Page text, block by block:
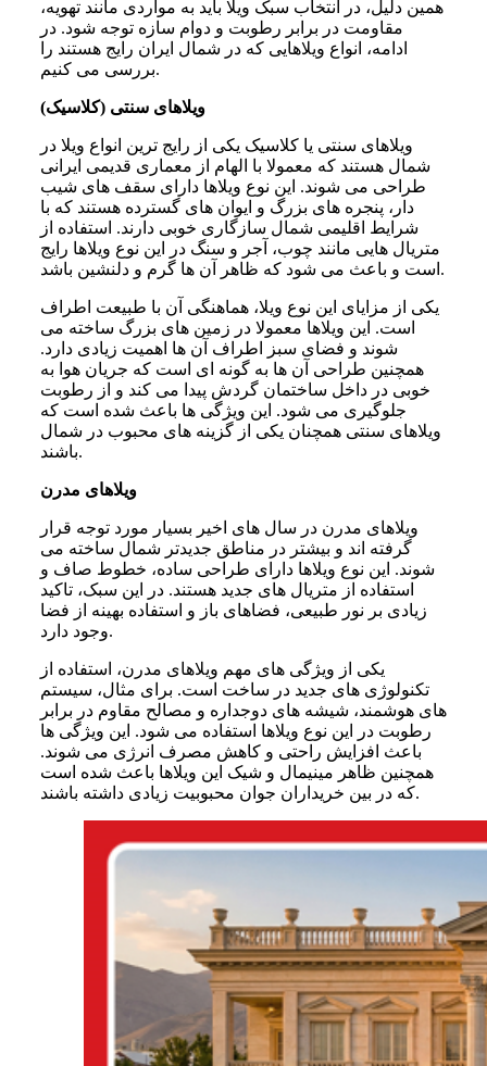
همین دلیل، در انتخاب سبک ویلا باید به مواردی مانند تهویه،
مقاومت در برابر رطوبت و دوام سازه توجه شود. در
ادامه، انواع ویلاهایی که در شمال ایران رایج هستند را
بررسی می کنیم.
ویلاهای سنتی (کلاسیک)
ویلاهای سنتی یا کلاسیک یکی از رایج ترین انواع ویلا در
شمال هستند که معمولا با الهام از معماری قدیمی ایرانی
طراحی می شوند. این نوع ویلاها دارای سقف های شیب
دار، پنجره های بزرگ و ایوان های گسترده هستند که با
شرایط اقلیمی شمال سازگاری خوبی دارند. استفاده از
متریال هایی مانند چوب، آجر و سنگ در این نوع ویلاها رایج
است و باعث می شود که ظاهر آن ها گرم و دلنشین باشد.
یکی از مزایای این نوع ویلا، هماهنگی آن با طبیعت اطراف
است. این ویلاها معمولا در زمین های بزرگ ساخته می
شوند و فضای سبز اطراف آن ها اهمیت زیادی دارد.
همچنین طراحی آن ها به گونه ای است که جریان هوا به
خوبی در داخل ساختمان گردش پیدا می کند و از رطوبت
جلوگیری می شود. این ویژگی ها باعث شده است که
ویلاهای سنتی همچنان یکی از گزینه های محبوب در شمال
باشند.
ویلاهای مدرن
ویلاهای مدرن در سال های اخیر بسیار مورد توجه قرار
گرفته اند و بیشتر در مناطق جدیدتر شمال ساخته می
شوند. این نوع ویلاها دارای طراحی ساده، خطوط صاف و
استفاده از متریال های جدید هستند. در این سبک، تاکید
زیادی بر نور طبیعی، فضاهای باز و استفاده بهینه از فضا
وجود دارد.
یکی از ویژگی های مهم ویلاهای مدرن، استفاده از
تکنولوژی های جدید در ساخت است. برای مثال، سیستم
های هوشمند، شیشه های دوجداره و مصالح مقاوم در برابر
رطوبت در این نوع ویلاها استفاده می شود. این ویژگی ها
باعث افزایش راحتی و کاهش مصرف انرژی می شوند.
همچنین ظاهر مینیمال و شیک این ویلاها باعث شده است
که در بین خریداران جوان محبوبیت زیادی داشته باشند.